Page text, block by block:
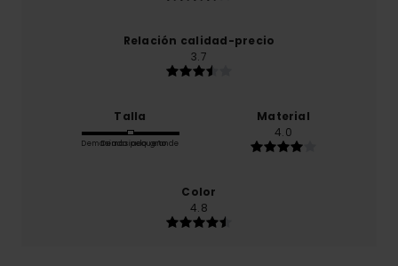
Relación calidad-precio
3.7
Talla
Demasiado pequeño
Demasiado grande
Material
4.0
Color
4.8